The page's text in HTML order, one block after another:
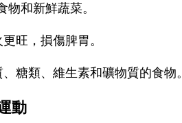
和新鮮蔬菜。
旺，損傷脾胃。
糖類、維生素和礦物質的食物。
動